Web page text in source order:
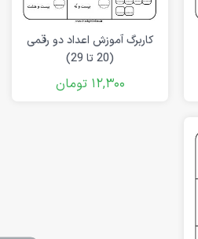
کاربرگ آموزش اعداد دو رقمی
(20 تا 29)
12,300 تومان